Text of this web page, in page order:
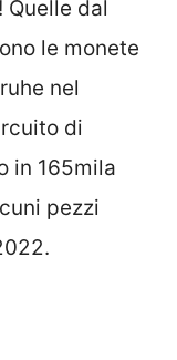
Quelle dal
le monete
nel
di
in 165mila
pezzi